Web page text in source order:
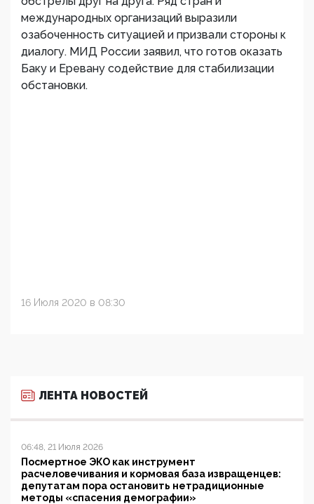
международных организаций выразили
озабоченность ситуацией и призвали стороны к
диалогу. МИД России заявил, что готов оказать
Баку и Еревану содействие для стабилизации
обстановки.
16 Июля 2020 в 08:30
ЛЕНТА НОВОСТЕЙ
06:48, 21 Июля 2026
Посмертное ЭКО как инструмент
расчеловечивания и кормовая база извращенцев:
депутатам пора остановить нетрадиционные
методы «спасения демографии»